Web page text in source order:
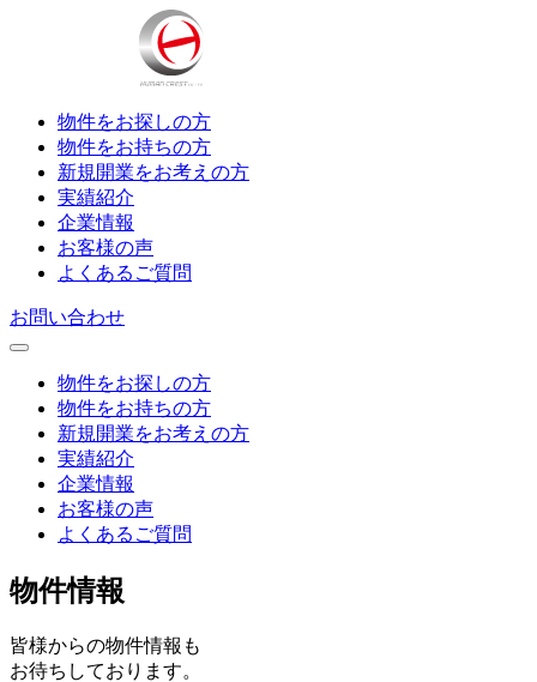
物件をお探しの方
物件をお持ちの方
新規開業をお考えの方
実績紹介
企業情報
お客様の声
よくあるご質問
お問い合わせ
物件をお探しの方
物件をお持ちの方
新規開業をお考えの方
実績紹介
企業情報
お客様の声
よくあるご質問
物件情報
皆様からの物件情報も
お待ちしております。